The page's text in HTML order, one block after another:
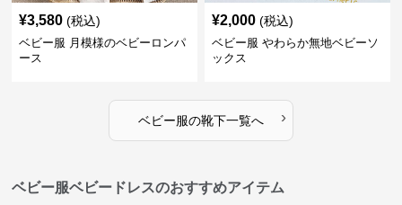
¥3,580 (税込)
ベビー服 月模様のベビーロンパ
ース
¥2,000 (税込)
ベビー服 やわらか無地ベビーソ
ックス
ベビー服の靴下一覧へ ›
ベビー服ベビードレスのおすすめアイテム